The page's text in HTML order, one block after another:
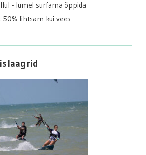
- lumel surfama õppida
50% lihtsam kui vees